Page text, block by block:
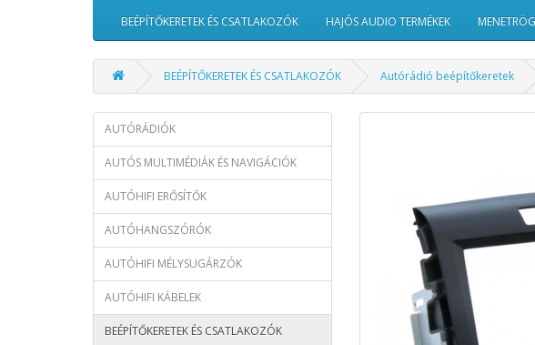
BEÉPÍTŐKERETEK ÉS CSATLAKOZÓK HAJÓS AUDIO TERMÉKEK
BEÉPÍTŐKERETEK ÉS CSATLAKOZÓK Autórádió beépítőkeretek
AUTÓRÁDIÓK
AUTÓS MULTIMÉDIÁK ÉS NAVIGÁCIÓK
AUTÓHIFI ERŐSÍTŐK
AUTÓHANGSZÓRÓK
AUTÓHIFI MÉLYSUGÁRZÓK
AUTÓHIFI KÁBELEK
BEÉPÍTŐKERETEK ÉS CSATLAKOZÓK